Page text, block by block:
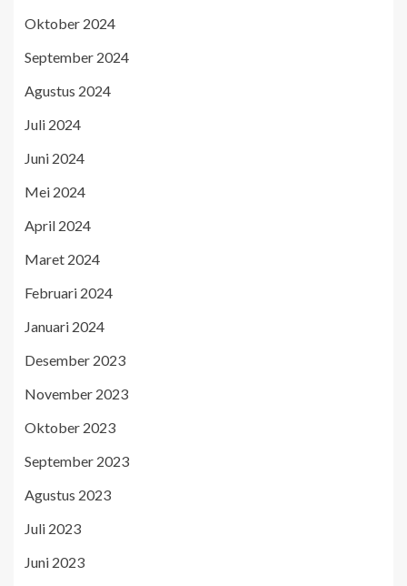
Oktober 2024
September 2024
Agustus 2024
Juli 2024
Juni 2024
Mei 2024
April 2024
Maret 2024
Februari 2024
Januari 2024
Desember 2023
November 2023
Oktober 2023
September 2023
Agustus 2023
Juli 2023
Juni 2023